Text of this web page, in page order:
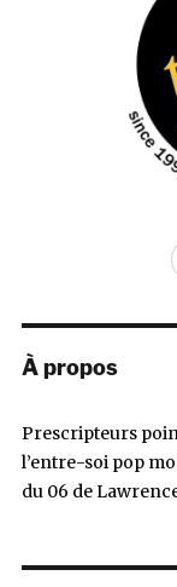
À propos
Prescripteurs
l’entre-soi pop
du 06 de